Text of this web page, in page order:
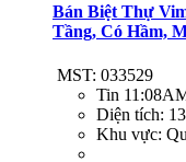
Bán Biệt Thự
Tầng, Có Hầm,
MST: 033529
Tin
Diện tích:
Khu vực: